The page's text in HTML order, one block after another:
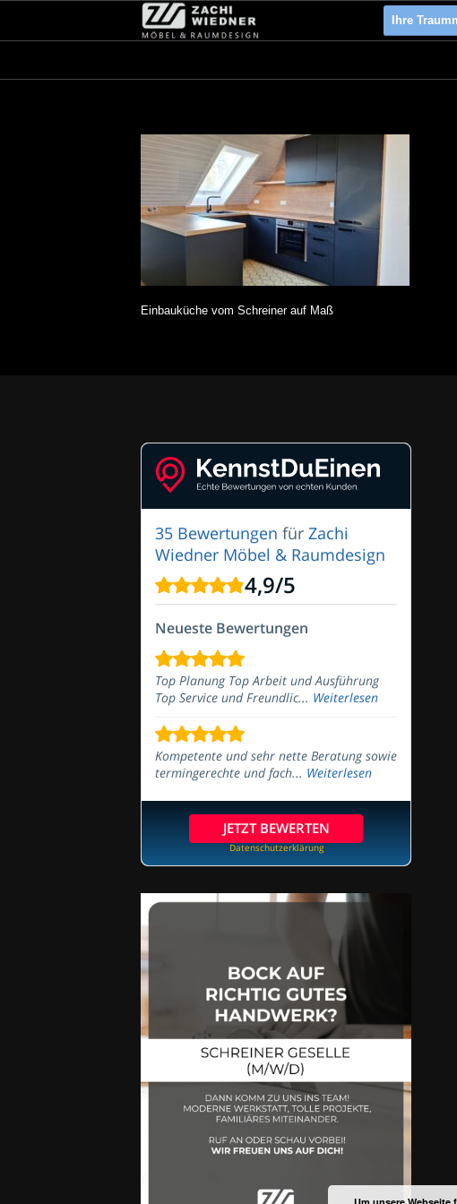
Ihre
Einbauküche vom Schreiner auf Maß
35 Bewertungen für Zachi
Wiedner Möbel & Raumdesign
4,9/5
Neueste Bewertungen
Top Planung Top Arbeit und Ausführung
Top Service und Freundlic... Weiterlesen
Kompetente und sehr nette Beratung sowie
termingerechte und fach... Weiterlesen
JETZT BEWERTEN
Datenschutzerklärung